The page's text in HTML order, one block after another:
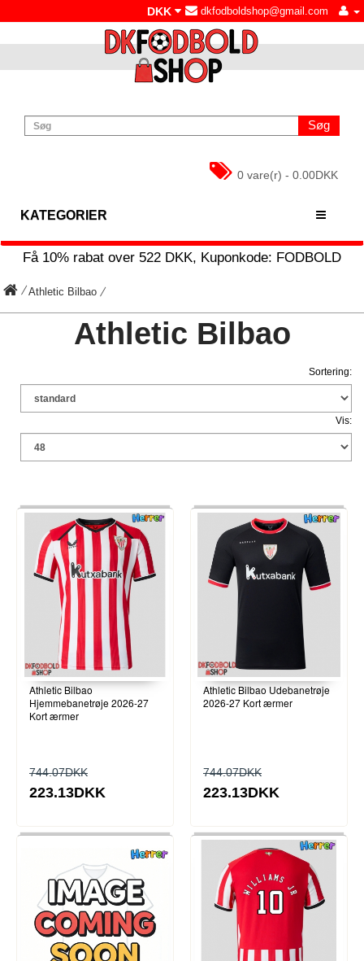
dkfodboldshop@gmail.com
DKK
Søg
0 vare(r) - 0.00DKK
KATEGORIER
Få 10% rabat over 522 DKK, Kuponkode: FODBOLD
Athletic Bilbao
Athletic Bilbao
Sortering:
Vis:
Athletic Bilbao
Hjemmebanetrøje 2026-27
Kort ærmer
744.07DKK
223.13DKK
Athletic Bilbao Udebanetrøje
2026-27 Kort ærmer
744.07DKK
223.13DKK